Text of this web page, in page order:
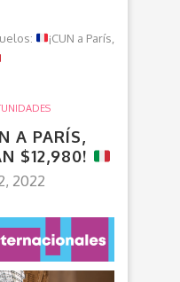
¡CUN a París,
A PARÍS,
$12,980!
2022